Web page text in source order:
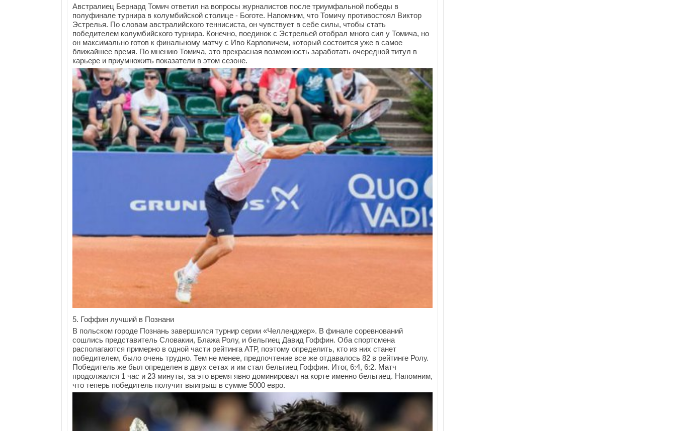
Австралиец Бернард Томич ответил на вопросы журналистов после триумфальной победы в
полуфинале турнира в колумбийской столице - Боготе. Напомним, что Томичу противостоял Виктор
Эстрелья. По словам австралийского теннисиста, он чувствует в себе силы, чтобы стать
победителем колумбийского турнира. Конечно, поединок с Эстрельей отобрал много сил у Томича, но
он максимально готов к финальному матчу с Иво Карловичем, который состоится уже в самое
ближайшее время. По мнению Томича, это прекрасная возможность заработать очередной титул в
карьере и приумножить показатели в этом сезоне.
5. Гоффин лучший в Познани
В польском городе Познань завершился турнир серии «Челленджер». В финале соревнований
сошлись представитель Словакии, Блажа Ролу, и бельгиец Давид Гоффин. Оба спортсмена
располагаются примерно в одной части рейтинга АТР, поэтому определить, кто из них станет
победителем, было очень трудно. Тем не менее, предпочтение все же отдавалось 82 в рейтинге Ролу.
Победитель же был определен в двух сетах и им стал бельгиец Гоффин. Итог, 6:4, 6:2. Матч
продолжался 1 час и 23 минуты, за это время явно доминировал на корте именно бельгиец. Напомним,
что теперь победитель получит выигрыш в сумме 5000 евро.